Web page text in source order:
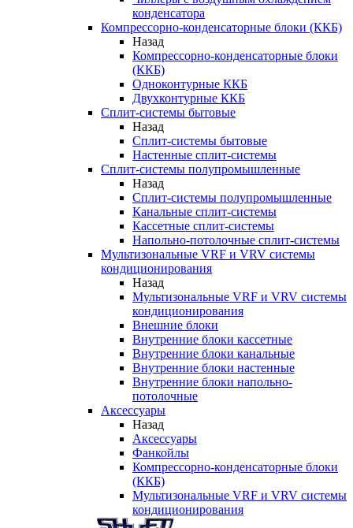
конденсатора
Компрессорно-конденсаторные блоки (ККБ)
Назад
Компрессорно-конденсаторные блоки
(ККБ)
Одноконтурные ККБ
Двухконтурные ККБ
Сплит-системы бытовые
Назад
Сплит-системы бытовые
Настенные сплит-системы
Сплит-системы полупромышленные
Назад
Сплит-системы полупромышленные
Канальные сплит-системы
Кассетные сплит-системы
Напольно-потолочные сплит-системы
Мультизональные VRF и VRV системы
кондиционирования
Назад
Мультизональные VRF и VRV системы
кондиционирования
Внешние блоки
Внутренние блоки кассетные
Внутренние блоки канальные
Внутренние блоки настенные
Внутренние блоки напольно-
потолочные
Аксессуары
Назад
Аксессуары
Фанкойлы
Компрессорно-конденсаторные блоки
(ККБ)
Мультизональные VRF и VRV системы
кондиционирования